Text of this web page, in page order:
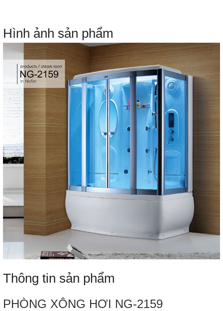
Hình ảnh sản phẩm
Thông tin sản phẩm
PHÒNG XÔNG HƠI NG-2159